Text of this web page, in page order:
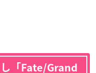
「Fate/Grand